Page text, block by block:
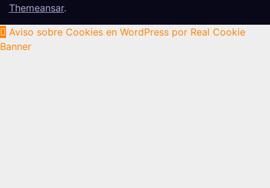
Themeansar.
Aviso sobre Cookies en WordPress por Real Cookie
Banner